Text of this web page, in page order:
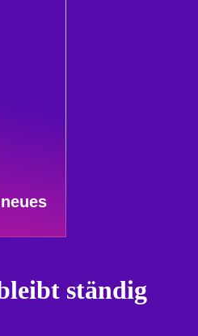
ständig